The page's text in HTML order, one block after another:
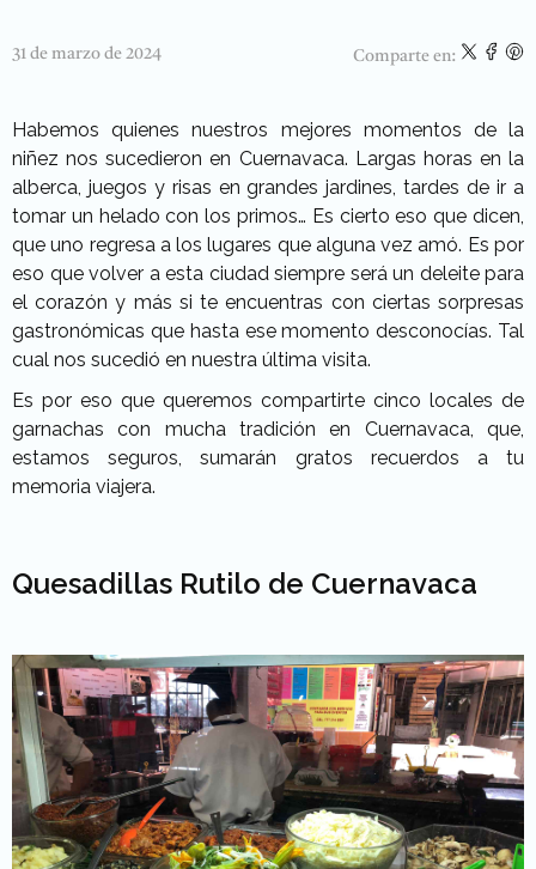
31 de marzo de 2024 Comparte en:
Habemos quienes nuestros mejores momentos de la
niñez nos sucedieron en Cuernavaca. Largas horas en la
alberca, juegos y risas en grandes jardines, tardes de ir a
tomar un helado con los primos… Es cierto eso que dicen,
que uno regresa a los lugares que alguna vez amó. Es por
eso que volver a esta ciudad siempre será un deleite para
el corazón y más si te encuentras con ciertas sorpresas
gastronómicas que hasta ese momento desconocías. Tal
cual nos sucedió en nuestra última visita.
Es por eso que queremos compartirte cinco locales de
garnachas con mucha tradición en Cuernavaca, que,
estamos seguros, sumarán gratos recuerdos a tu
memoria viajera.
Quesadillas Rutilo de Cuernavaca